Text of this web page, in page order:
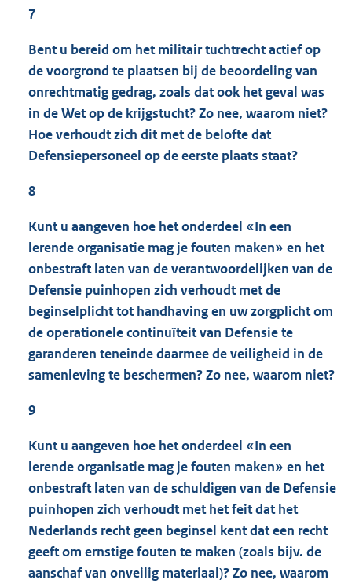
7
Bent u bereid om het militair tuchtrecht actief op
de voorgrond te plaatsen bij de beoordeling van
onrechtmatig gedrag, zoals dat ook het geval was
in de Wet op de krijgstucht? Zo nee, waarom niet?
Hoe verhoudt zich dit met de belofte dat
Defensiepersoneel op de eerste plaats staat?
8
Kunt u aangeven hoe het onderdeel «In een
lerende organisatie mag je fouten maken» en het
onbestraft laten van de verantwoordelijken van de
Defensie puinhopen zich verhoudt met de
beginselplicht tot handhaving en uw zorgplicht om
de operationele continuïteit van Defensie te
garanderen teneinde daarmee de veiligheid in de
samenleving te beschermen? Zo nee, waarom niet?
9
Kunt u aangeven hoe het onderdeel «In een
lerende organisatie mag je fouten maken» en het
onbestraft laten van de schuldigen van de Defensie
puinhopen zich verhoudt met het feit dat het
Nederlands recht geen beginsel kent dat een recht
geeft om ernstige fouten te maken (zoals bijv. de
aanschaf van onveilig materiaal)? Zo nee, waarom